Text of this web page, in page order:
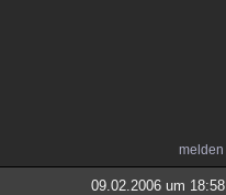
melden
09.02.2006 um 18:58